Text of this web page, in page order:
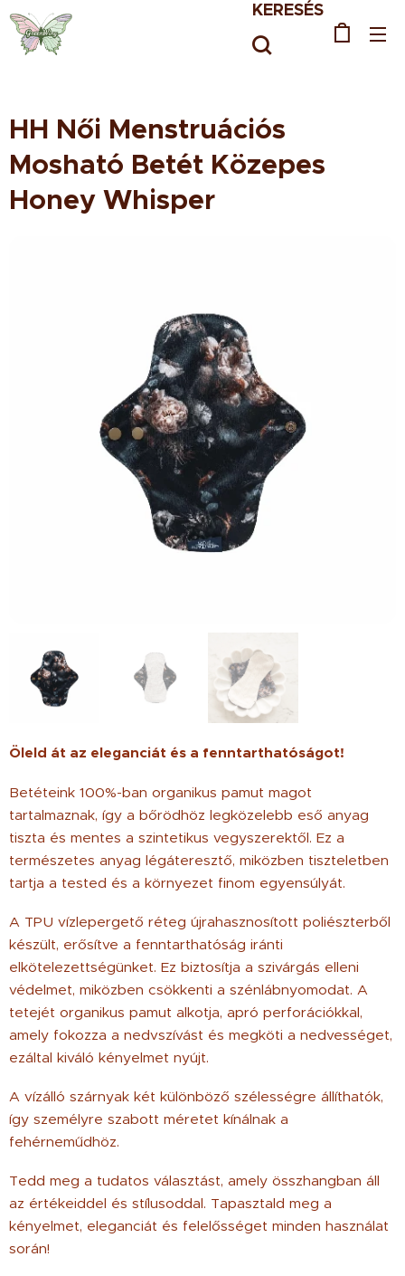
KERESÉS
HH Női Menstruációs
Mosható Betét Közepes
Honey Whisper
Öleld át az eleganciát és a fenntarthatóságot!
Betéteink 100%-ban organikus pamut magot
tartalmaznak, így a bőrödhöz legközelebb eső anyag
tiszta és mentes a szintetikus vegyszerektől. Ez a
természetes anyag légáteresztő, miközben tiszteletben
tartja a tested és a környezet finom egyensúlyát.
A TPU vízlepergető réteg újrahasznosított poliészterből
készült, erősítve a fenntarthatóság iránti
elkötelezettségünket. Ez biztosítja a szivárgás elleni
védelmet, miközben csökkenti a szénlábnyomodat. A
tetejét organikus pamut alkotja, apró perforációkkal,
amely fokozza a nedvszívást és megköti a nedvességet,
ezáltal kiváló kényelmet nyújt.
A vízálló szárnyak két különböző szélességre állíthatók,
így személyre szabott méretet kínálnak a
fehérneműdhöz.
Tedd meg a tudatos választást, amely összhangban áll
az értékeiddel és stílusoddal. Tapasztald meg a
kényelmet, eleganciát és felelősséget minden használat
során!